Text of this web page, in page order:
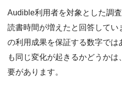
Audible利用者を対象とした調
読書時間が増えたと回答してい
の利用成果を保証する数字で
も同じ変化が起きるかどうか
要があります。